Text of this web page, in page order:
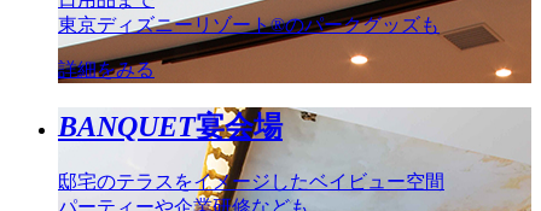
東京ディズニーリゾート®のパークグッズも
詳細をみる
BANQUET宴会場
邸宅のテラスをイメージしたベイビュー空間
パーティーや企業研修なども